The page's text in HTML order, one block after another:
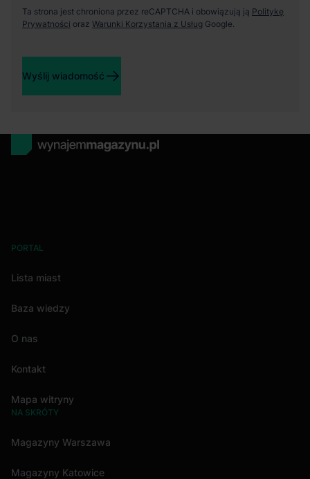
Ta strona jest chroniona przez reCAPTCHA i obowiązują ją Politykę
Prywatności oraz Warunki Korzystania z Usług Google.
Wyślij wiadomość
PORTAL
Lista miast
Baza wiedzy
O nas
Kontakt
Mapa witryny
NA SKRÓTY
Magazyny Warszawa
Magazyny Katowice